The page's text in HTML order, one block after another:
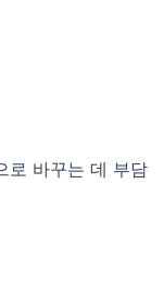
로 바꾸는 데 부담